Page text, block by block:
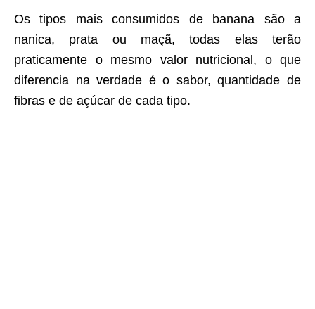
Os tipos mais consumidos de banana são a
nanica, prata ou maçã, todas elas terão
praticamente o mesmo valor nutricional, o que
diferencia na verdade é o sabor, quantidade de
fibras e de açúcar de cada tipo.